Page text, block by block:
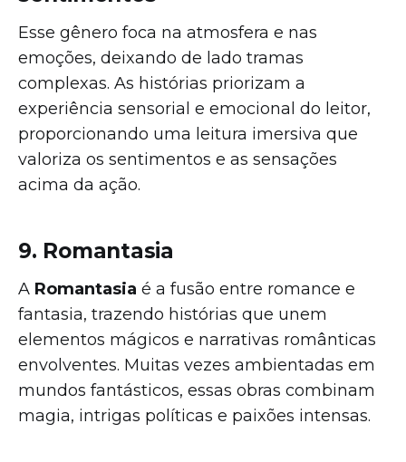
Esse gênero foca na atmosfera e nas
emoções, deixando de lado tramas
complexas. As histórias priorizam a
experiência sensorial e emocional do leitor,
proporcionando uma leitura imersiva que
valoriza os sentimentos e as sensações
acima da ação.
9. Romantasia
A Romantasia é a fusão entre romance e
fantasia, trazendo histórias que unem
elementos mágicos e narrativas românticas
envolventes. Muitas vezes ambientadas em
mundos fantásticos, essas obras combinam
magia, intrigas políticas e paixões intensas.